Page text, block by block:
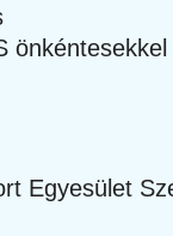
önkéntesekkel
Egyesület